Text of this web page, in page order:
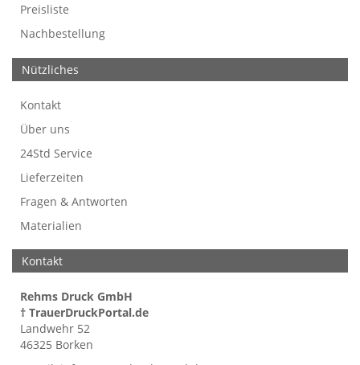
Preisliste
Nachbestellung
Nützliches
Kontakt
Über uns
24Std Service
Lieferzeiten
Fragen & Antworten
Materialien
Kontakt
Rehms Druck GmbH
† TrauerDruckPortal.de
Landwehr 52
46325 Borken